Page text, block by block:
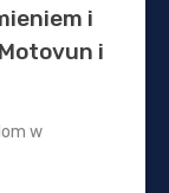
i
i
w